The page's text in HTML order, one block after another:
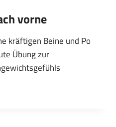
vorne
kräftigen Beine und Po
Übung zur